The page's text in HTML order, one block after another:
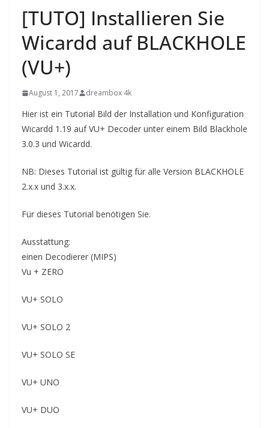
[TUTO] Installieren Sie
Wicardd auf BLACKHOLE
(VU+)
August 1, 2017 dreambox 4k
Hier ist ein Tutorial Bild der Installation und Konfiguration
Wicardd 1.19 auf VU+ Decoder unter einem Bild Blackhole
3.0.3 und Wicardd.
NB: Dieses Tutorial ist gültig für alle Version BLACKHOLE
2.x.x und 3.x.x.
Für dieses Tutorial benötigen Sie.
Ausstattung:
einen Decodierer (MIPS)
Vu + ZERO
VU+ SOLO
VU+ SOLO 2
VU+ SOLO SE
VU+ UNO
VU+ DUO